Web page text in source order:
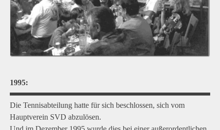
1995:
Die Tennisabteilung hatte für sich beschlossen, sich vom
Hauptverein SVD abzulösen.